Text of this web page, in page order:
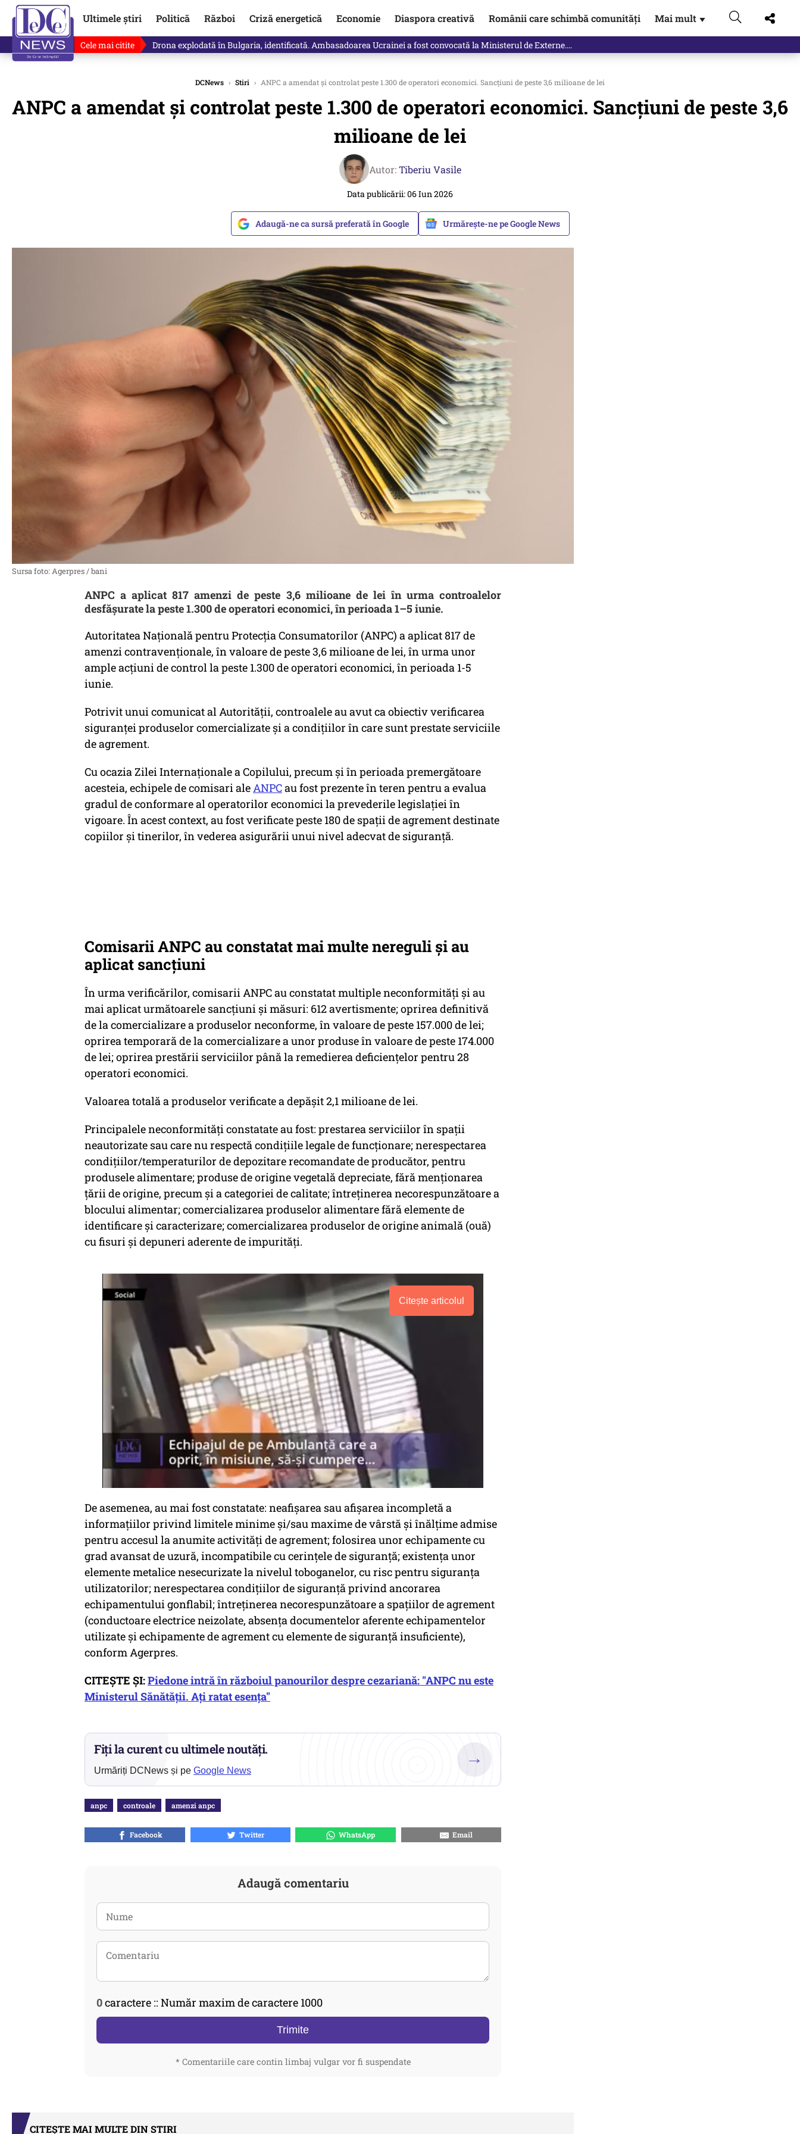
Ultimele știri Politică Război Criză energetică Economie Diaspora creativă Românii care schimbă comunități Mai mult ▼
Cele mai citite Drona explodată în Bulgaria, identificată. Ambasadoarea Ucrainei a fost convocată la Ministerul de Externe.…
DCNews › Stiri › ANPC a amendat și controlat peste 1.300 de operatori economici. Sancțiuni de peste 3,6 milioane de lei
ANPC a amendat și controlat peste 1.300 de operatori economici. Sancțiuni de peste 3,6
milioane de lei
Autor:Tiberiu Vasile
Data publicării: 06 Iun 2026
Adaugă-ne ca sursă preferată în Google Urmărește-ne pe Google News
Sursa foto: Agerpres / bani
ANPC a aplicat 817 amenzi de peste 3,6 milioane de lei în urma controalelor
desfășurate la peste 1.300 de operatori economici, în perioada 1–5 iunie.
Autoritatea Naţională pentru Protecţia Consumatorilor (ANPC) a aplicat 817 de
amenzi contravenţionale, în valoare de peste 3,6 milioane de lei, în urma unor
ample acţiuni de control la peste 1.300 de operatori economici, în perioada 1-5
iunie.
Potrivit unui comunicat al Autorităţii, controalele au avut ca obiectiv verificarea
siguranţei produselor comercializate şi a condiţiilor în care sunt prestate serviciile
de agrement.
Cu ocazia Zilei Internaţionale a Copilului, precum şi în perioada premergătoare
acesteia, echipele de comisari aleANPCau fost prezente în teren pentru a evalua
gradul de conformare al operatorilor economici la prevederile legislaţiei în
vigoare. În acest context, au fost verificate peste 180 de spaţii de agrement destinate
copiilor şi tinerilor, în vederea asigurării unui nivel adecvat de siguranţă.
Comisarii ANPC au constatat mai multe nereguli și au
aplicat sancțiuni
În urma verificărilor, comisarii ANPC au constatat multiple neconformităţi şi au
mai aplicat următoarele sancţiuni şi măsuri: 612 avertismente; oprirea definitivă
de la comercializare a produselor neconforme, în valoare de peste 157.000 de lei;
oprirea temporară de la comercializare a unor produse în valoare de peste 174.000
de lei; oprirea prestării serviciilor până la remedierea deficienţelor pentru 28
operatori economici.
Valoarea totală a produselor verificate a depăşit 2,1 milioane de lei.
Principalele neconformităţi constatate au fost: prestarea serviciilor în spaţii
neautorizate sau care nu respectă condiţiile legale de funcţionare; nerespectarea
condiţiilor/temperaturilor de depozitare recomandate de producător, pentru
produsele alimentare; produse de origine vegetală depreciate, fără menţionarea
ţării de origine, precum şi a categoriei de calitate; întreţinerea necorespunzătoare a
blocului alimentar; comercializarea produselor alimentare fără elemente de
identificare şi caracterizare; comercializarea produselor de origine animală (ouă)
cu fisuri şi depuneri aderente de impurităţi.
Citește articolul
De asemenea, au mai fost constatate: neafişarea sau afişarea incompletă a
informaţiilor privind limitele minime şi/sau maxime de vârstă şi înălţime admise
pentru accesul la anumite activităţi de agrement; folosirea unor echipamente cu
grad avansat de uzură, incompatibile cu cerinţele de siguranţă; existenţa unor
elemente metalice nesecurizate la nivelul toboganelor, cu risc pentru siguranţa
utilizatorilor; nerespectarea condiţiilor de siguranţă privind ancorarea
echipamentului gonflabil; întreţinerea necorespunzătoare a spaţiilor de agrement
(conductoare electrice neizolate, absenţa documentelor aferente echipamentelor
utilizate şi echipamente de agrement cu elemente de siguranţă insuficiente),
conform Agerpres.
CITEȘTE ȘI:Piedone intră în războiul panourilor despre cezariană: "ANPC nu este
Ministerul Sănătății. Ați ratat esența"
Fiți la curent cu ultimele noutăți.
Urmăriți DCNews și pe Google News
→
anpc controale amenzi anpc
Facebook Twitter WhatsApp Email
Adaugă comentariu
0caractere :: Număr maxim de caractere 1000
Trimite
* Comentariile care contin limbaj vulgar vor fi suspendate
CITEȘTE MAI MULTE DIN STIRI